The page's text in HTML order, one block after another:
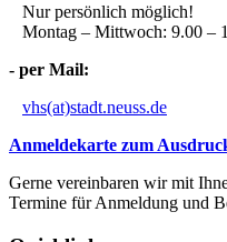
Nur persönlich möglich!
Montag – Mittwoch: 9.00 –
- per Mail:
vhs(at)stadt.neuss.de
Anmeldekarte zum
Gerne vereinbaren wir mit
Termine für Anmeldung und